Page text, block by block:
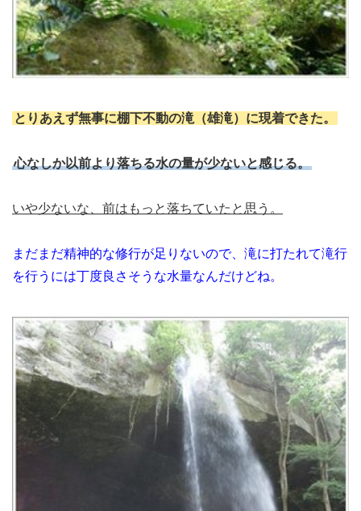
とりあえず無事に棚下不動の滝（雄滝）に現着できた。
心なしか以前より落ちる水の量が少ないと感じる。
いや少ないな、前はもっと落ちていたと思う。
まだまだ精神的な修行が足りないので、滝に打たれて滝行
を行うには丁度良さそうな水量なんだけどね。